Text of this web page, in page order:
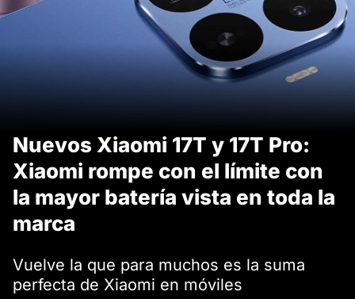
Nuevos Xiaomi 17T y 17T Pro:
Xiaomi rompe con el límite con
la mayor batería vista en toda la
marca
Vuelve la que para muchos es la suma
perfecta de Xiaomi en móviles